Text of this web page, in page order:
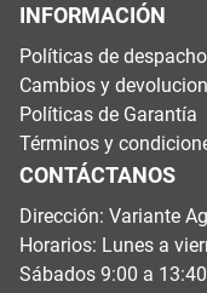
INFORMACIÓN
Políticas de despacho
Cambios y
Políticas de Garantía
Términos y
CONTÁCTANOS
Dirección: Variante
Horarios: Lunes a
Sábados 9:00 a